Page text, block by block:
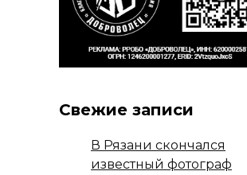
Свежие записи
В Рязани скончался
известный фотограф